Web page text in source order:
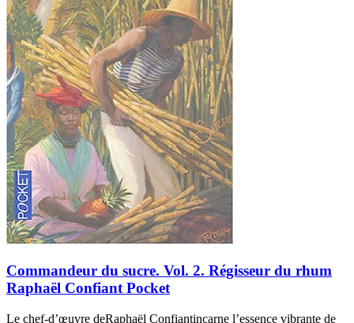
Commandeur du sucre. Vol. 2. Régisseur du rhum
Raphaël Confiant Pocket
Le chef-d’œuvre deRaphaël Confiantincarne l’essence vibrante de